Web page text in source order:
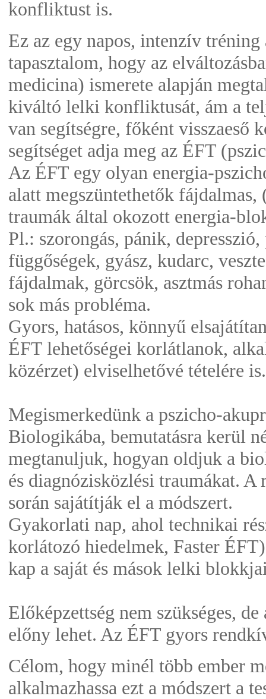
konfliktust is.
Ez az egy napos, intenzív
tapasztalom, hogy az
medicina) ismerete alapján
kiváltó lelki konfliktusát, ám a
van segítségre, főként visszaeső
segítséget adja meg az ÉFT
Az ÉFT egy olyan energia-
alatt megszüntethetők
traumák által okozott energia-
Pl.: szorongás, pánik,
függőségek, gyász, kudarc,
fájdalmak, görcsök, asztmás
sok más probléma.
Gyors, hatásos, könnyű
ÉFT lehetőségei korlátlanok,
közérzet) elviselhetővé tételére
Megismerkedünk a pszicho-
Biologikába, bemutatásra kerül
megtanuljuk, hogyan oldjuk a
és diagnózisközlési traumákat.
során sajátítják el a módszert.
Gyakorlati nap, ahol technikai
korlátozó hiedelmek, Faster
kap a saját és mások lelki
Előképzettség nem szükséges,
előny lehet. Az ÉFT gyors
Célom, hogy minél több ember
alkalmazhassa ezt a módszert a